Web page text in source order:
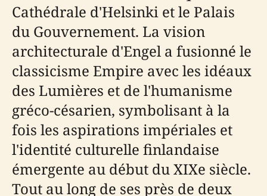
Cathédrale d'Helsinki et le Palais
du Gouvernement. La vision
architecturale d'Engel a fusionné le
classicisme Empire avec les idéaux
des Lumières et de l'humanisme
gréco-césarien, symbolisant à la
fois les aspirations impériales et
l'identité culturelle finlandaise
émergente au début du XIXe siècle.
Tout au long de ses près de deux